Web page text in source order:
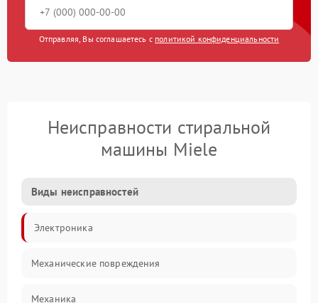
Отправляя, Вы соглашаетесь с политикой конфиденциальности
Неисправности стиральной
машины Miele
Виды неисправностей
Электроника
Механические повреждения
Механика